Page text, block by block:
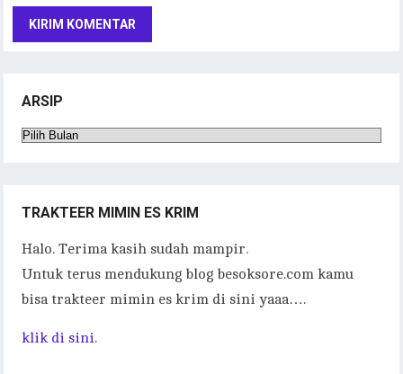
ARSIP
Arsip
TRAKTEER MIMIN ES KRIM
Halo. Terima kasih sudah mampir.
Untuk terus mendukung blog besoksore.com kamu
bisa trakteer mimin es krim di sini yaaa….
klik di sini.